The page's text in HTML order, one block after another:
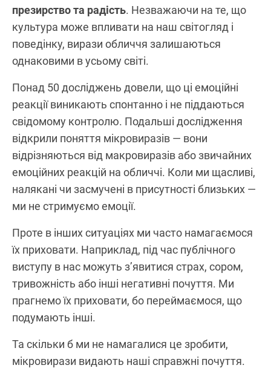
презирство та радість. Незважаючи на те, що
культура може впливати на наш світогляд і
поведінку, вирази обличчя залишаються
однаковими в усьому світі.
Понад 50 досліджень довели, що ці емоційні
реакції виникають спонтанно і не піддаються
свідомому контролю. Подальші дослідження
відкрили поняття мікровиразів — вони
відрізняються від макровиразів або звичайних
емоційних реакцій на обличчі. Коли ми щасливі,
налякані чи засмучені в присутності близьких —
ми не стримуємо емоції.
Проте в інших ситуаціях ми часто намагаємося
їх приховати. Наприклад, під час публічного
виступу в нас можуть з’явитися страх, сором,
тривожність або інші негативні почуття. Ми
прагнемо їх приховати, бо переймаємося, що
подумають інші.
Та скільки б ми не намагалися це зробити,
мікровирази видають наші справжні почуття.